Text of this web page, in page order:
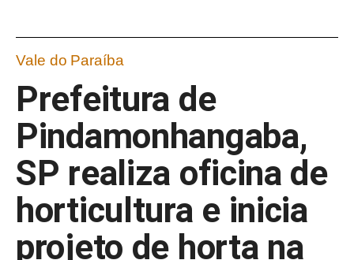
Vale do Paraíba
Prefeitura de
Pindamonhangaba,
SP realiza oficina de
horticultura e inicia
projeto de horta na